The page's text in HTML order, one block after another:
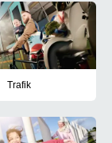
Trafik